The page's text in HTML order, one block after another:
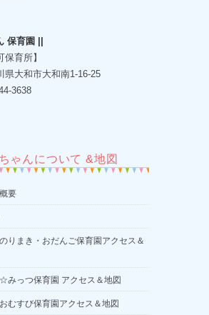
保育園 ||
保育所】
県大和市大和南1-16-25
3638
ゃんについて &地図
要
りまき・おだんご保育園アクセス＆
みっつ保育園 アクセス＆地図
むすび保育園アクセス＆地図